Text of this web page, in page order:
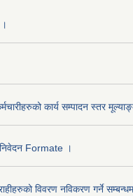
कार्य सम्पादन स्तर
निवेदन Formate ।
विवरण नविकरण गर्ने